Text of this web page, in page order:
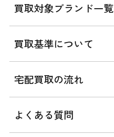
買取対象ブランド一覧
買取基準について
宅配買取の流れ
よくある質問